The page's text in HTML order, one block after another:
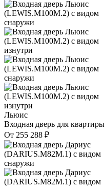
Льюис
Входная дверь для квартиры
От 255 288 ₽